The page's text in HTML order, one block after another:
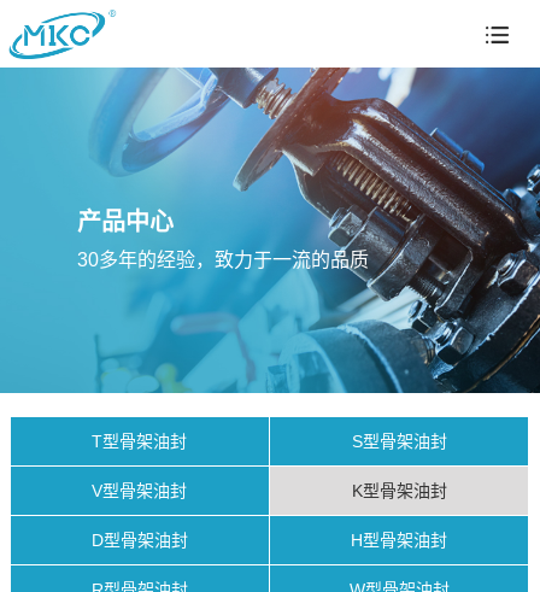
产品中心
30多年的经验，致力于一流的品质
T型骨架油封 S型骨架油封
V型骨架油封 K型骨架油封
D型骨架油封 H型骨架油封